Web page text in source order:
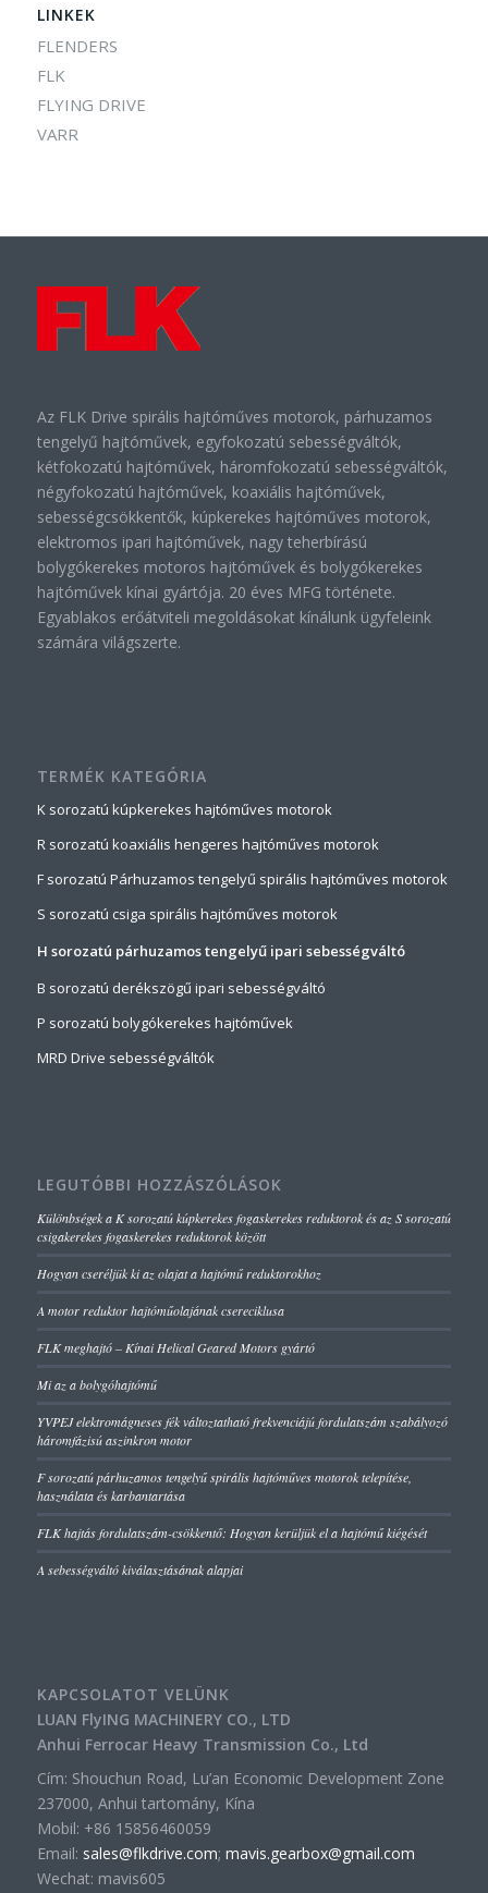
LINKEK
FLENDERS
FLK
FLYING DRIVE
VARR
Az FLK Drive spirális hajtóműves motorok, párhuzamos
tengelyű hajtóművek, egyfokozatú sebességváltók,
kétfokozatú hajtóművek, háromfokozatú sebességváltók,
négyfokozatú hajtóművek, koaxiális hajtóművek,
sebességcsökkentők, kúpkerekes hajtóműves motorok,
elektromos ipari hajtóművek, nagy teherbírású
bolygókerekes motoros hajtóművek és bolygókerekes
hajtóművek kínai gyártója. 20 éves MFG története.
Egyablakos erőátviteli megoldásokat kínálunk ügyfeleink
számára világszerte.
TERMÉK KATEGÓRIA
K sorozatú kúpkerekes hajtóműves motorok
R sorozatú koaxiális hengeres hajtóműves motorok
F sorozatú Párhuzamos tengelyű spirális hajtóműves motorok
S sorozatú csiga spirális hajtóműves motorok
H sorozatú párhuzamos tengelyű ipari sebességváltó
B sorozatú derékszögű ipari sebességváltó
P sorozatú bolygókerekes hajtóművek
MRD Drive sebességváltók
LEGUTÓBBI HOZZÁSZÓLÁSOK
Különbségek a K sorozatú kúpkerekes fogaskerekes reduktorok és az S sorozatú
csigakerekes fogaskerekes reduktorok között
Hogyan cseréljük ki az olajat a hajtómű reduktorokhoz
A motor reduktor hajtóműolajának csereciklusa
FLK meghajtó – Kínai Helical Geared Motors gyártó
Mi az a bolygóhajtómű
YVPEJ elektromágneses fék változtatható frekvenciájú fordulatszám szabályozó
háromfázisú aszinkron motor
F sorozatú párhuzamos tengelyű spirális hajtóműves motorok telepítése,
használata és karbantartása
FLK hajtás fordulatszám-csökkentő: Hogyan kerüljük el a hajtómű kiégését
A sebességváltó kiválasztásának alapjai
KAPCSOLATOT VELÜNK
LUAN FlyING MACHINERY CO., LTD
Anhui Ferrocar Heavy Transmission Co., Ltd
Cím: Shouchun Road, Lu’an Economic Development Zone
237000, Anhui tartomány, Kína
Mobil: +86 15856460059
Email: sales@flkdrive.com; mavis.gearbox@gmail.com
Wechat: mavis605